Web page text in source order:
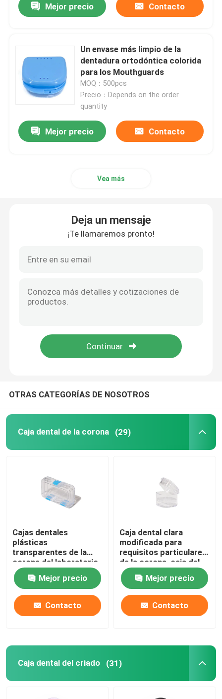
Alineador dental Chewies
Removedor ortodóntico del alineador
Órganos articuladores dentales del laboratorio
Equipo ortodóntico del cuidado
abrelatas de boca dental
Escobilla de la dentadura
Cera dental ortodóntica
Mejor precio Contacto
Un envase más limpio de la
dentadura ortodóntica colorida
para los Mouthguards
MOQ：500pcs
Precio：Depends on the order
quantity
Mejor precio Contacto
Vea más
Deja un mensaje
¡Te llamaremos pronto!
OTRAS CATEGORÍAS DE NOSOTROS
Caja dental de la corona (29)
Cajas dentales
plásticas
transparentes de la
corona del laboratorio
con el material de la
película del
picosegundo TPU
Mejor precio
Contacto
Caja dental clara
modificada para
requisitos particulares
de la corona, caja del
criado de los dientes
de 1 pulgada para el
laboratorio dental
Mejor precio
Contacto
Caja dental del criado (31)